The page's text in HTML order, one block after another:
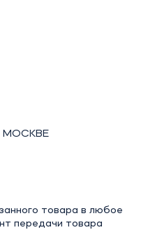
МОСКВЕ
товара в любое
передачи товара